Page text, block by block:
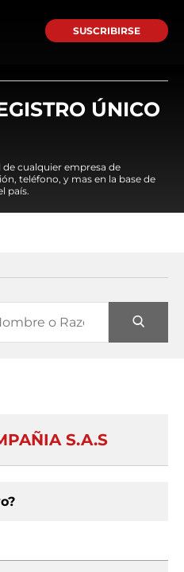
SUSCRIBIRSE
ÚNICO
de cualquier empresa de
teléfono, y mas en la base de
país.
S.A.S